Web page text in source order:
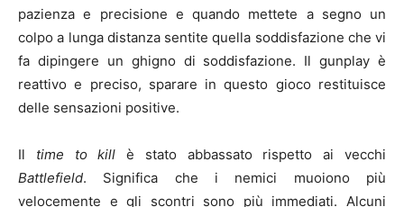
pazienza e precisione e quando mettete a segno un
colpo a lunga distanza sentite quella soddisfazione che vi
fa dipingere un ghigno di soddisfazione. Il gunplay è
reattivo e preciso, sparare in questo gioco restituisce
delle sensazioni positive.
Il time to kill è stato abbassato rispetto ai vecchi
Battlefield. Significa che i nemici muoiono più
velocemente e gli scontri sono più immediati. Alcuni